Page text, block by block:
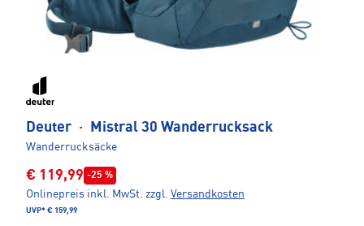
Deuter · Mistral 30 Wanderrucksack
Wanderrucksäcke
€ 119,99 -25 %
Onlinepreis inkl. MwSt. zzgl. Versandkosten
UVP* € 159,99